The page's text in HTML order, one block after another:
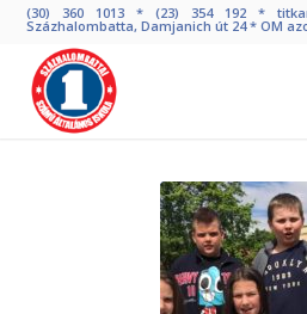
(30) 360 1013 * (23) 354 192 *
Százhalombatta, Damjanich út 24 * OM